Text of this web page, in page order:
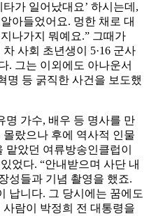
가 일어났대요’ 하시는데,
아들었어요. 멍한 채로 대
나가지 뭐예요.” 그때가
사회 초년생이 5·16 군사
. 그는 이외에도 아나운서
명 등 굵직한 사건을 보도했
명 가수, 배우 등 명사를 만
랐으나 후에 역사적 인물
았던 여류방송인클럽이
었다. “안내받으며 사단 내
성들과 기념 촬영을 했죠.
납니다. 그 당시에는 꿈에도
람이 박정희 전 대통령을